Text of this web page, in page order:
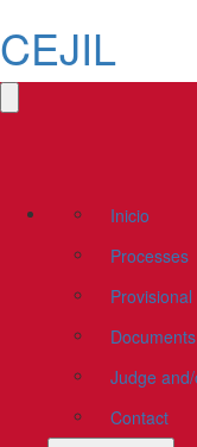
CEJIL
Inicio
Processes
Documents
Judge
Contact